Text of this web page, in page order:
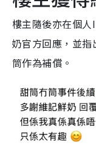
樓主隨後亦在個
奶官方回應，並
筒作為補償。